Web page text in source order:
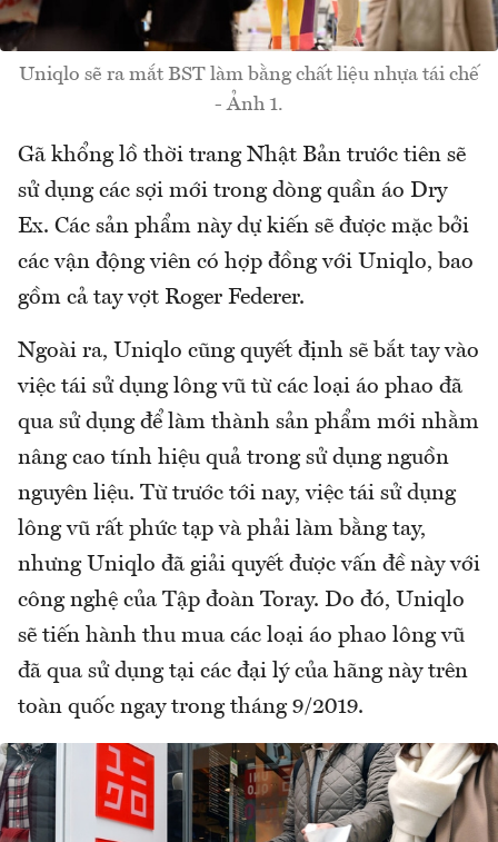
Uniqlo sẽ ra mắt BST làm bằng chất liệu nhựa tái chế
- Ảnh 1.
Gã khổng lồ thời trang Nhật Bản trước tiên sẽ
sử dụng các sợi mới trong dòng quần áo Dry
Ex. Các sản phẩm này dự kiến ​​sẽ được mặc bởi
các vận động viên có hợp đồng với Uniqlo, bao
gồm cả tay vợt Roger Federer.
Ngoài ra, Uniqlo cũng quyết định sẽ bắt tay vào
việc tái sử dụng lông vũ từ các loại áo phao đã
qua sử dụng để làm thành sản phẩm mới nhằm
nâng cao tính hiệu quả trong sử dụng nguồn
nguyên liệu. Từ trước tới nay, việc tái sử dụng
lông vũ rất phức tạp và phải làm bằng tay,
nhưng Uniqlo đã giải quyết được vấn đề này với
công nghệ của Tập đoàn Toray. Do đó, Uniqlo
sẽ tiến hành thu mua các loại áo phao lông vũ
đã qua sử dụng tại các đại lý của hãng này trên
toàn quốc ngay trong tháng 9/2019.